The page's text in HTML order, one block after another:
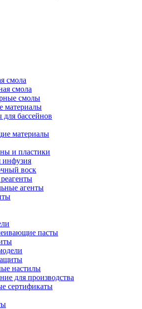
смола
смола
смолы
материалы
бассейнов
материалы
и пластики
инфузия
воск
агенты
пасты
настилы
для производства
сертификаты